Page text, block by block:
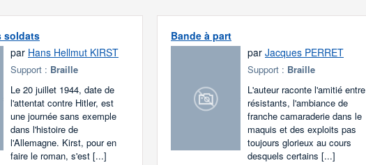
soldats
par Hans Hellmut KIRST
Support : Braille
Le 20 juillet 1944, date de
l'attentat contre Hitler, est
une journée sans exemple
dans l'histoire de
l'Allemagne. Kirst, pour en
faire le roman, s'est [...]
Bande à part
par Jacques PERRET
Support : Braille
L'auteur raconte l'amitié entre
résistants, l'ambiance de
franche camaraderie dans le
maquis et des exploits pas
toujours glorieux au cours
desquels certains [...]